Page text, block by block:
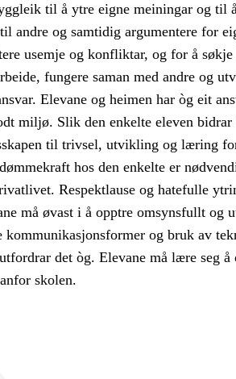
til å ytre eigne meiningar og til
andre og samtidig argumentere for
usemje og konfliktar, og for å
fungere saman med andre og
Elevane og heimen har òg eit
miljø. Slik den enkelte eleven
til trivsel, utvikling og læring
hos den enkelte er
Respektlause og hatefulle
må øvast i å opptre omsynsfullt og
kommunikasjonsformer og bruk av
det òg. Elevane må lære seg
skolen.